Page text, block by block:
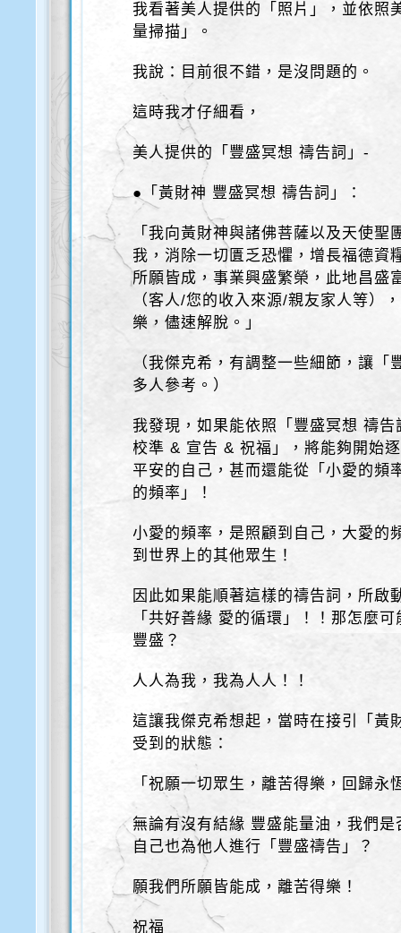
我看著美人提供的「照片」，並依照
量掃描」。
我說：目前很不錯，是沒問題的。
這時我才仔細看，
美人提供的「豐盛冥想 禱告詞」-
●「黃財神 豐盛冥想 禱告詞」：
「我向黃財神與諸佛菩薩以及天使
我，消除一切匱乏恐懼，增長福德資
所願皆成，事業興盛繁榮，此地昌盛
（客人/您的收入來源/親友家人等）
樂，儘速解脫。」
（我傑克希，有調整一些細節，讓
多人參考。）
我發現，如果能依照「豐盛冥想 禱
校準 & 宣告 & 祝福」，將能夠開始
平安的自己，甚而還能從「小愛的頻
的頻率」！
小愛的頻率，是照顧到自己，大愛的
到世界上的其他眾生！
因此如果能順著這樣的禱告詞，所啟
「共好善緣 愛的循環」！！那怎麼
豐盛？
人人為我，我為人人！！
這讓我傑克希想起，當時在接引「黃
受到的狀態：
「祝願一切眾生，離苦得樂，回歸永
無論有沒有結緣 豐盛能量油，我們
自己也為他人進行「豐盛禱告」？
願我們所願皆能成，離苦得樂！
祝福